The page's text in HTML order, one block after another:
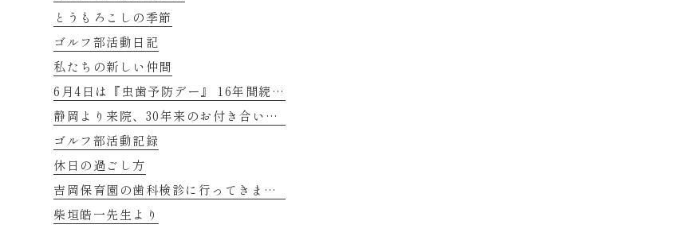
とうもろこしの季節
ゴルフ部活動日記
私たちの新しい仲間
6月4日は『虫歯予防デー』 16年間続くご縁に感謝
静岡より来院、30年来のお付き合いの患者さまのお話し 2
ゴルフ部活動記録
休日の過ごし方
吉岡保育園の歯科検診に行ってきました
柴垣皓一先生より